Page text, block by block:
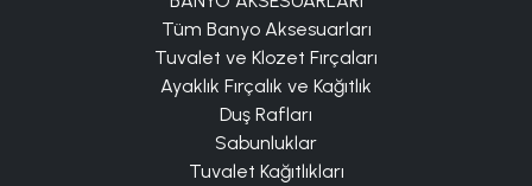
Tüm Banyo Aksesuarları
Tuvalet ve Klozet Fırçaları
Ayaklık Fırçalık ve Kağıtlık
Duş Rafları
Sabunluklar
Tuvalet Kağıtlıkları